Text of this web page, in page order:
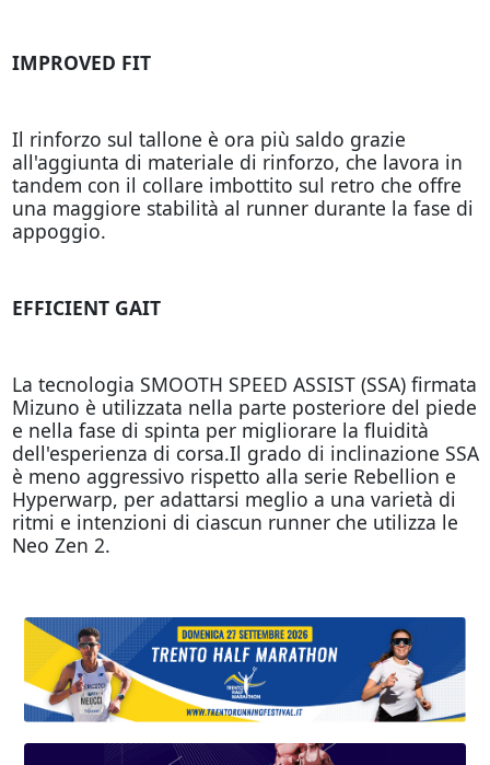
IMPROVED FIT
Il rinforzo sul tallone è ora più saldo grazie
all'aggiunta di materiale di rinforzo, che lavora in
tandem con il collare imbottito sul retro che offre
una maggiore stabilità al runner durante la fase di
appoggio.
EFFICIENT GAIT
La tecnologia SMOOTH SPEED ASSIST (SSA) firmata
Mizuno è utilizzata nella parte posteriore del piede
e nella fase di spinta per migliorare la fluidità
dell'esperienza di corsa.Il grado di inclinazione SSA
è meno aggressivo rispetto alla serie Rebellion e
Hyperwarp, per adattarsi meglio a una varietà di
ritmi e intenzioni di ciascun runner che utilizza le
Neo Zen 2.